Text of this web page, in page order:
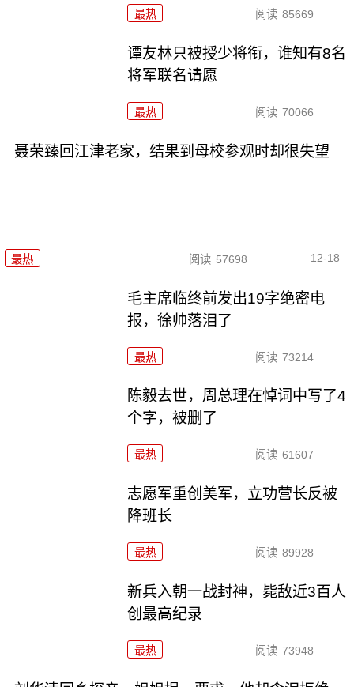
最热 阅读 85669
谭友林只被授少将衔，谁知有8名
将军联名请愿
最热 阅读 70066
聂荣臻回江津老家，结果到母校参观时却很失望
最热 阅读 57698 12-18
毛主席临终前发出19字绝密电
报，徐帅落泪了
最热 阅读 73214
陈毅去世，周总理在悼词中写了4
个字，被删了
最热 阅读 61607
志愿军重创美军，立功营长反被
降班长
最热 阅读 89928
新兵入朝一战封神，毙敌近3百人
创最高纪录
最热 阅读 73948